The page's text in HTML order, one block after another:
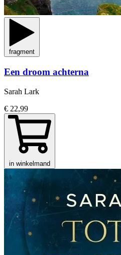
fragment
Een droom achterna
Sarah Lark
€ 22,99
in winkelmand